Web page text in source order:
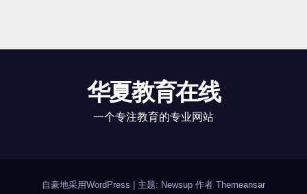
华夏教育在线
一个专注教育的专业网站
自豪地采用WordPress 主题: Newsup 作者 Themeansar